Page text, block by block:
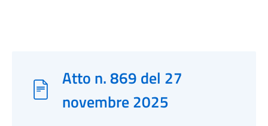
Atto n. 869 del 27
novembre 2025